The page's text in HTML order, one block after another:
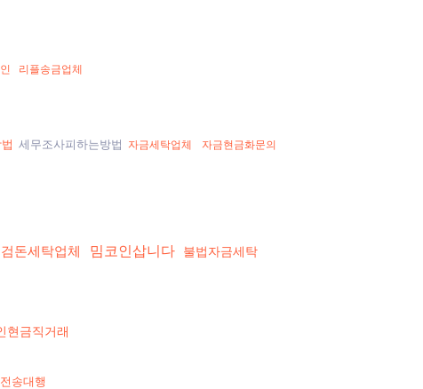
리플송금업체
세무조사피하는방법 자금세탁업체 자금현금화문의
검돈세탁업체 밈코인삽니다 불법자금세탁
현금직거래
송대행